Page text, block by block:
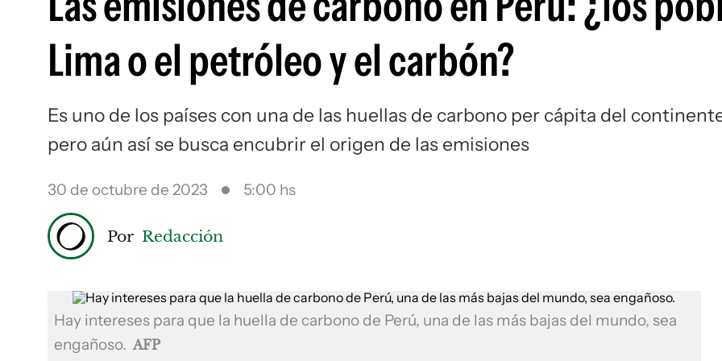
Lima o el petróleo y el carbón?
Es uno de los países con una de las huellas de carbono per cápita del
pero aún así se busca encubrir el origen de las emisiones
30 de octubre de 2023 5:00 hs
Por Redacción
Hay intereses para que la huella de carbono de Perú, una de las más bajas del mundo, sea
engañoso. AFP